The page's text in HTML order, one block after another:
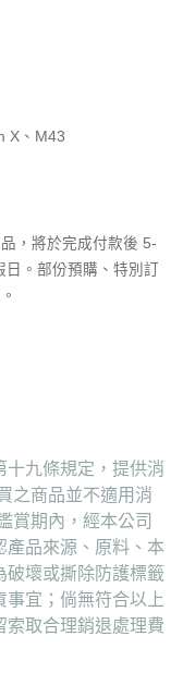
X、M43
，將於完成付款後 5-
。部份預購、特別訂
十九條規定，提供消
之商品並不適用消
賞期內，經本公司
產品來源、原料、本
破壞或撕除防護標籤
事宜；倘無符合以上
索取合理銷退處理費